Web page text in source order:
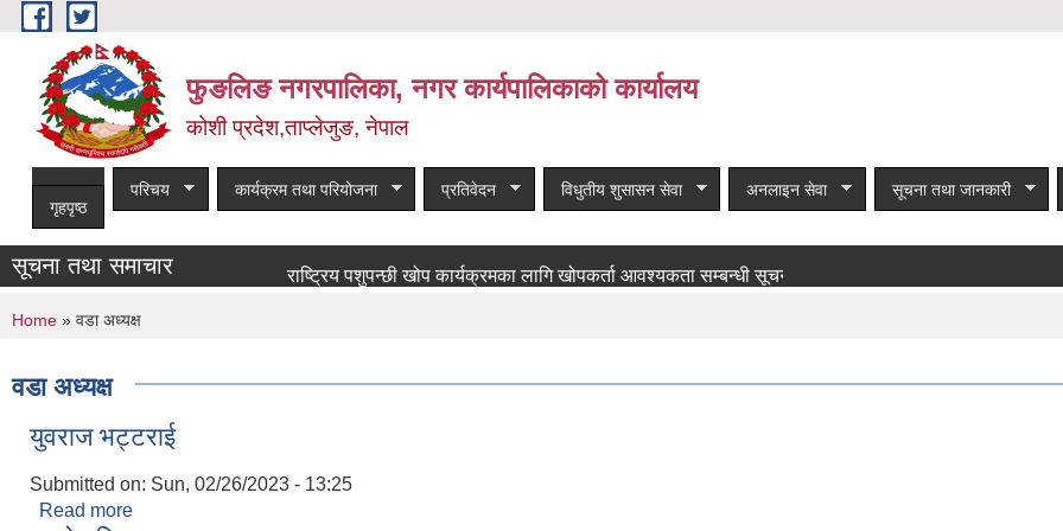
Skip to main content
फुङलिङ नगरपालिका, नगर कार्यपालिकाको कार्यालय
कोशी प्रदेश,ताप्लेजुङ, नेपाल
गृहपृष्ठ
परिचय कार्यक्रम तथा परियोजना प्रतिवेदन विधुतीय शुसासन सेवा अनलाइन सेवा सूचना तथा जानकारी
सूचना तथा समाचार राष्ट्रिय पशुपन्छी खोप कार्यक्रमका लागि खोपकर्ता आवश्यकता सम्बन्धी सूचना!
You are here
Home » वडा अध्यक्ष
वडा अध्यक्ष
युवराज भट्टराई
Submitted on: Sun, 02/26/2023 - 13:25
Read more